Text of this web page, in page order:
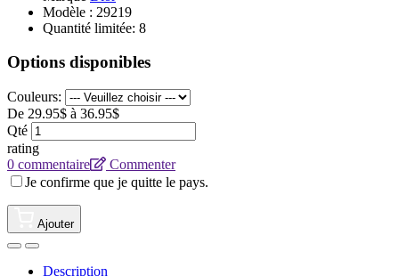
Modèle : 29219
Quantité limitée: 8
Options disponibles
Couleurs:
De 29.95$ à 36.95$
Qté
rating
0 commentaire
Commenter
Je confirme que je quitte le pays.
Ajouter
Description